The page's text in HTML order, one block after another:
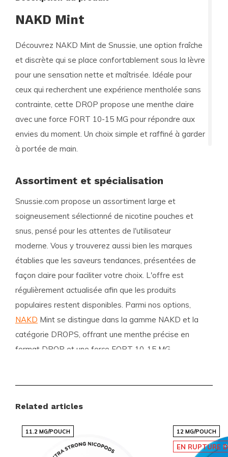
NAKD Mint
Découvrez NAKD Mint de Snussie, une option fraîche
et discrète qui se place confortablement sous la lèvre
pour une sensation nette et maîtrisée. Idéale pour
ceux qui recherchent une expérience mentholée sans
contrainte, cette DROP propose une menthe claire
avec une force FORT 10-15 MG pour répondre aux
envies du moment. Un choix simple et raffiné à garder
à portée de main.
Assortiment et spécialisation
Snussie.com propose un assortiment large et
soigneusement sélectionné de nicotine pouches et
snus, pensé pour les attentes de l'utilisateur
moderne. Vous y trouverez aussi bien les marques
établies que les saveurs tendances, présentées de
façon claire pour faciliter votre choix. L'offre est
régulièrement actualisée afin que les produits
populaires restent disponibles. Parmi nos options,
NAKD Mint se distingue dans la gamme NAKD et la
catégorie DROPS, offrant une menthe précise en
format DROP et une force FORT 10-15 MG.
Livraisons internationales rapides et fiables
populaires
Nouvelles saveurs et variantes ajoutées
Related articles
11.2 MG/POUCH 12 MG/POUCH
EN RUPTURE